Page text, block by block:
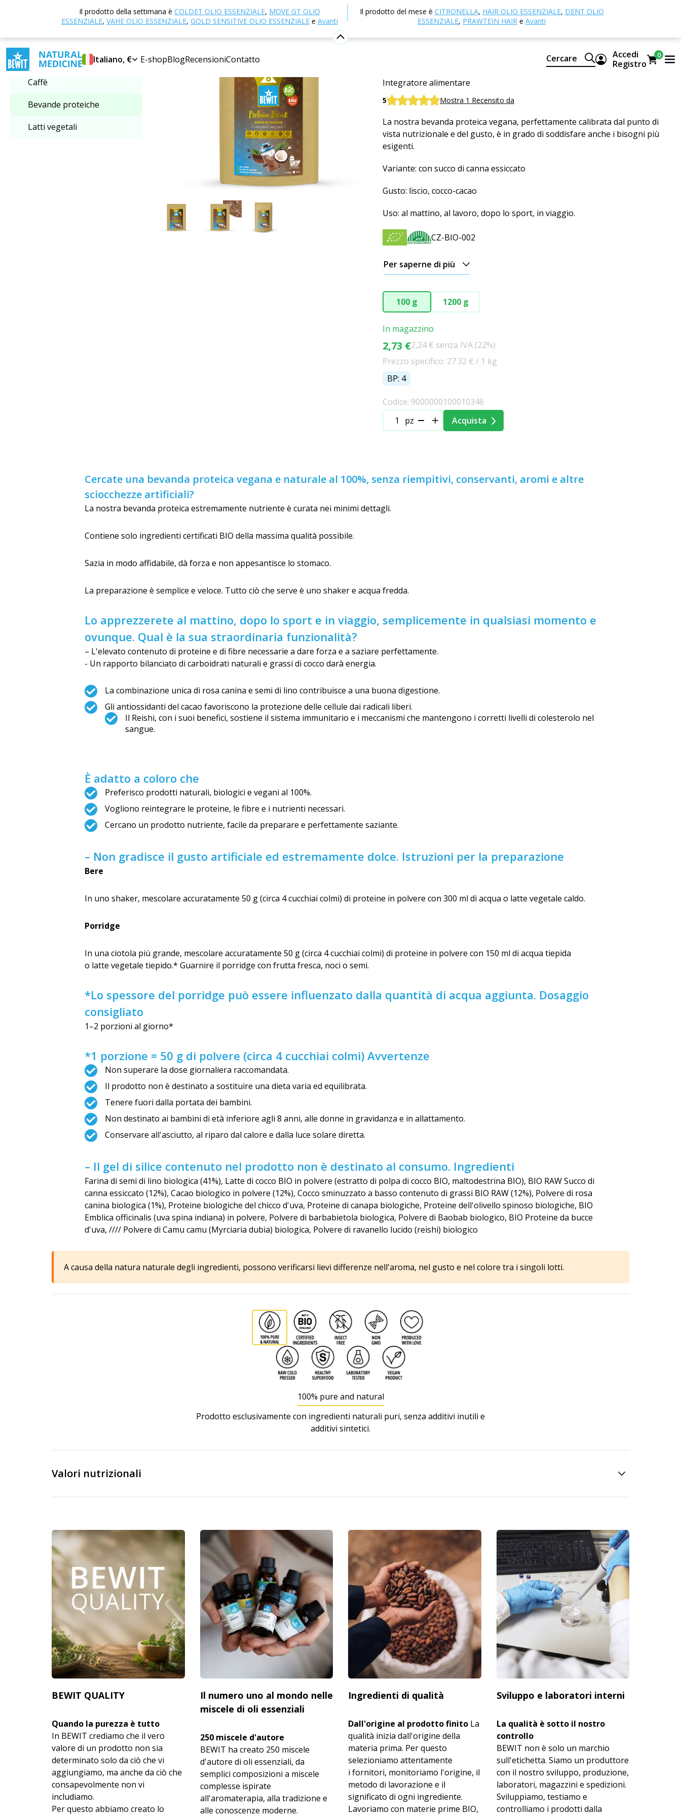
Il prodotto della settimana è COLDET OLIO ESSENZIALE, MOVE GT OLIO
ESSENZIALE, VAHE OLIO ESSENZIALE, GOLD SENSITIVE OLIO ESSENZIALEe Avanti
Il prodotto del mese è CITRONELLA, HAIR OLIO ESSENZIALE, DENT OLIO
ESSENZIALE, PRAWTEIN HAIR e Avanti
Italiano, € E-shopBlogRecensioniContatto Cercare
Accedi
Registro
0
Selezionare la categoria
Bevande proteiche
Caffè
Bevande proteiche
Latti vegetali
Casa E-shop NULL Caffè Bevande proteiche Bevanda proteica al cacao con cocco e succo di canna essiccato, BIO
SUPER PREZZO
Bevanda proteica al cacao con cocco e
succo di canna essiccato, BIO
Integratore alimentare
5 Mostra 1 Recensito da
La nostra bevanda proteica vegana, perfettamente calibrata dal punto di
vista nutrizionale e del gusto, è in grado di soddisfare anche i bisogni più
esigenti.
Variante: con succo di canna essiccato
Gusto: liscio, cocco-cacao
Uso: al mattino, al lavoro, dopo lo sport, in viaggio.
CZ-BIO-002
Per saperne di più
100 g 1200 g
In magazzino
2,73 €2,24 € senza IVA (22%)
Prezzo specifico: 27.32 € / 1 kg
BP: 4
Codice: 9000000100010346
pz
Acquista
Cercate una bevanda proteica vegana e naturale al 100%, senza riempitivi, conservanti, aromi e altre
sciocchezze artificiali?
La nostra bevanda proteica estremamente nutriente è curata nei minimi dettagli.
Contiene solo ingredienti certificati BIO della massima qualità possibile.
Sazia in modo affidabile, dà forza e non appesantisce lo stomaco.
La preparazione è semplice e veloce. Tutto ciò che serve è uno shaker e acqua fredda.
Lo apprezzerete al mattino, dopo lo sport e in viaggio, semplicemente in qualsiasi momento e
ovunque. Qual è la sua straordinaria funzionalità?
– L'elevato contenuto di proteine e di fibre necessarie a dare forza e a saziare perfettamente.
- Un rapporto bilanciato di carboidrati naturali e grassi di cocco darà energia.
La combinazione unica di rosa canina e semi di lino contribuisce a una buona digestione.
Gli antiossidanti del cacao favoriscono la protezione delle cellule dai radicali liberi.
Il Reishi, con i suoi benefici, sostiene il sistema immunitario e i meccanismi che mantengono i corretti livelli di colesterolo nel
sangue.
È adatto a coloro che
Preferisco prodotti naturali, biologici e vegani al 100%.
Vogliono reintegrare le proteine, le fibre e i nutrienti necessari.
Cercano un prodotto nutriente, facile da preparare e perfettamente saziante.
– Non gradisce il gusto artificiale ed estremamente dolce. Istruzioni per la preparazione
Bere
In uno shaker, mescolare accuratamente 50 g (circa 4 cucchiai colmi) di proteine in polvere con 300 ml di acqua o latte vegetale caldo.
Porridge
In una ciotola più grande, mescolare accuratamente 50 g (circa 4 cucchiai colmi) di proteine in polvere con 150 ml di acqua tiepida
o latte vegetale tiepido.* Guarnire il porridge con frutta fresca, noci o semi.
*Lo spessore del porridge può essere influenzato dalla quantità di acqua aggiunta. Dosaggio
consigliato
1–2 porzioni al giorno*
*1 porzione = 50 g di polvere (circa 4 cucchiai colmi) Avvertenze
Non superare la dose giornaliera raccomandata.
Il prodotto non è destinato a sostituire una dieta varia ed equilibrata.
Tenere fuori dalla portata dei bambini.
Non destinato ai bambini di età inferiore agli 8 anni, alle donne in gravidanza e in allattamento.
Conservare all'asciutto, al riparo dal calore e dalla luce solare diretta.
– Il gel di silice contenuto nel prodotto non è destinato al consumo. Ingredienti
Farina di semi di lino biologica (41%), Latte di cocco BIO in polvere (estratto di polpa di cocco BIO, maltodestrina BIO), BIO RAW Succo di
canna essiccato (12%), Cacao biologico in polvere (12%), Cocco sminuzzato a basso contenuto di grassi BIO RAW (12%), Polvere di rosa
canina biologica (1%), Proteine biologiche del chicco d'uva, Proteine di canapa biologiche, Proteine dell'olivello spinoso biologiche, BIO
Emblica officinalis (uva spina indiana) in polvere, Polvere di barbabietola biologica, Polvere di Baobab biologico, BIO Proteine da bucce
d'uva, //// Polvere di Camu camu (Myrciaria dubia) biologica, Polvere di ravanello lucido (reishi) biologico
A causa della natura naturale degli ingredienti, possono verificarsi lievi differenze nell'aroma, nel gusto e nel colore tra i singoli lotti.
100% pure and natural
Prodotto esclusivamente con ingredienti naturali puri, senza additivi inutili e
additivi sintetici.
Valori nutrizionali
BEWIT QUALITY
Quando la purezza è tutto
In BEWIT crediamo che il vero
valore di un prodotto non sia
determinato solo da ciò che vi
aggiungiamo, ma anche da ciò che
consapevolmente non vi
includiamo.
Per questo abbiamo creato lo
Il numero uno al mondo nelle
miscele di oli essenziali
250 miscele d'autore
BEWIT ha creato 250 miscele
d'autore di oli essenziali, da
semplici composizioni a miscele
complesse ispirate
all'aromaterapia, alla tradizione e
alle conoscenze moderne.
Ingredienti di qualità
Dall'origine al prodotto finito La
qualità inizia dall'origine della
materia prima. Per questo
selezioniamo attentamente
i fornitori, monitoriamo l'origine, il
metodo di lavorazione e il
significato di ogni ingrediente.
Lavoriamo con materie prime BIO,
Sviluppo e laboratori interni
La qualità è sotto il nostro
controllo
BEWIT non è solo un marchio
sull'etichetta. Siamo un produttore
con il nostro sviluppo, produzione,
laboratori, magazzini e spedizioni.
Sviluppiamo, testiamo e
controlliamo i prodotti dalla